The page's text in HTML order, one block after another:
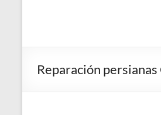
Reparación